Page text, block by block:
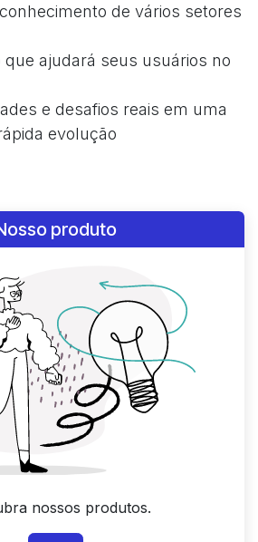
de vários setores
que ajudará seus usuários no
e desafios reais em uma
evolução
produto
nossos produtos.